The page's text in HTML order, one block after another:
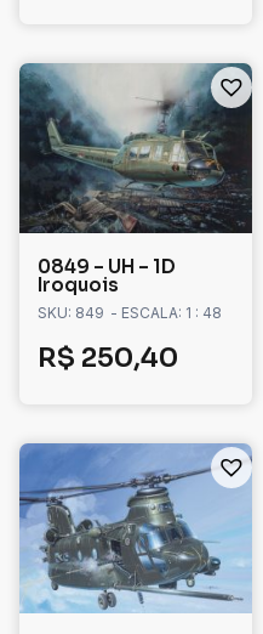
0849 – UH – 1D
Iroquois
SKU: 849 - ESCALA: 1 : 48
R$ 250,40